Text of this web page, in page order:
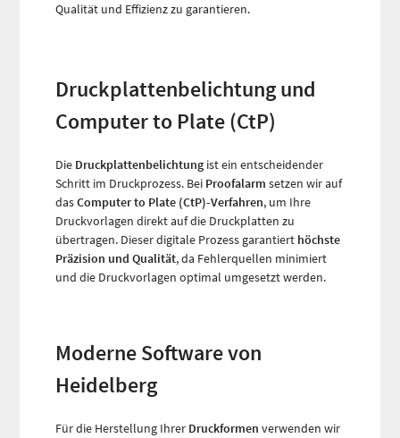
Qualität und Effizienz zu garantieren.
Druckplattenbelichtung und
Computer to Plate (CtP)
Die Druckplattenbelichtung ist ein entscheidender
Schritt im Druckprozess. Bei Proofalarm setzen wir auf
dasComputer to Plate (CtP)-Verfahren, um Ihre
Druckvorlagen direkt auf die Druckplatten zu
übertragen. Dieser digitale Prozess garantiert höchste
Präzision und Qualität, da Fehlerquellen minimiert
und die Druckvorlagen optimal umgesetzt werden.
Moderne Software von
Heidelberg
Für die Herstellung Ihrer Druckformen verwenden wir